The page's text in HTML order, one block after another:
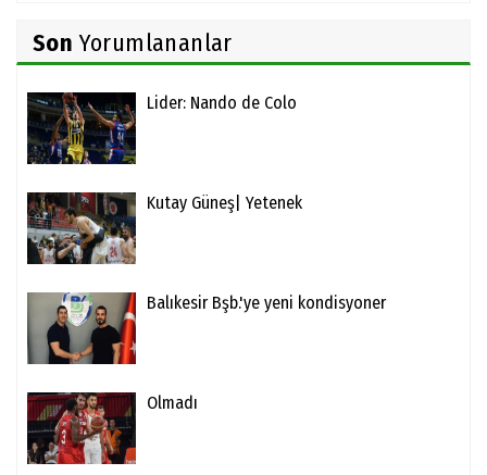
Son Yorumlananlar
Lider: Nando de Colo
Kutay Güneş| Yetenek
Balıkesir Bşb.'ye yeni kondisyoner
Olmadı